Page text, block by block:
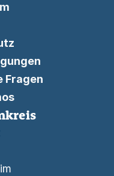
Fragen